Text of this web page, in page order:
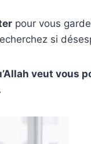
pour vous
si
veut vous